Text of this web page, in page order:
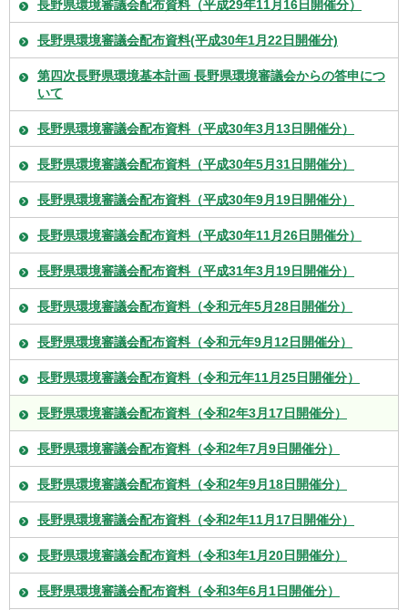
長野県環境審議会配布資料（平成29年11月16日開催分）
長野県環境審議会配布資料(平成30年1月22日開催分)
第四次長野県環境基本計画 長野県環境審議会からの答申につ
いて
長野県環境審議会配布資料（平成30年3月13日開催分）
長野県環境審議会配布資料（平成30年5月31日開催分）
長野県環境審議会配布資料（平成30年9月19日開催分）
長野県環境審議会配布資料（平成30年11月26日開催分）
長野県環境審議会配布資料（平成31年3月19日開催分）
長野県環境審議会配布資料（令和元年5月28日開催分）
長野県環境審議会配布資料（令和元年9月12日開催分）
長野県環境審議会配布資料（令和元年11月25日開催分）
長野県環境審議会配布資料（令和2年3月17日開催分）
長野県環境審議会配布資料（令和2年7月9日開催分）
長野県環境審議会配布資料（令和2年9月18日開催分）
長野県環境審議会配布資料（令和2年11月17日開催分）
長野県環境審議会配布資料（令和3年1月20日開催分）
長野県環境審議会配布資料（令和3年6月1日開催分）